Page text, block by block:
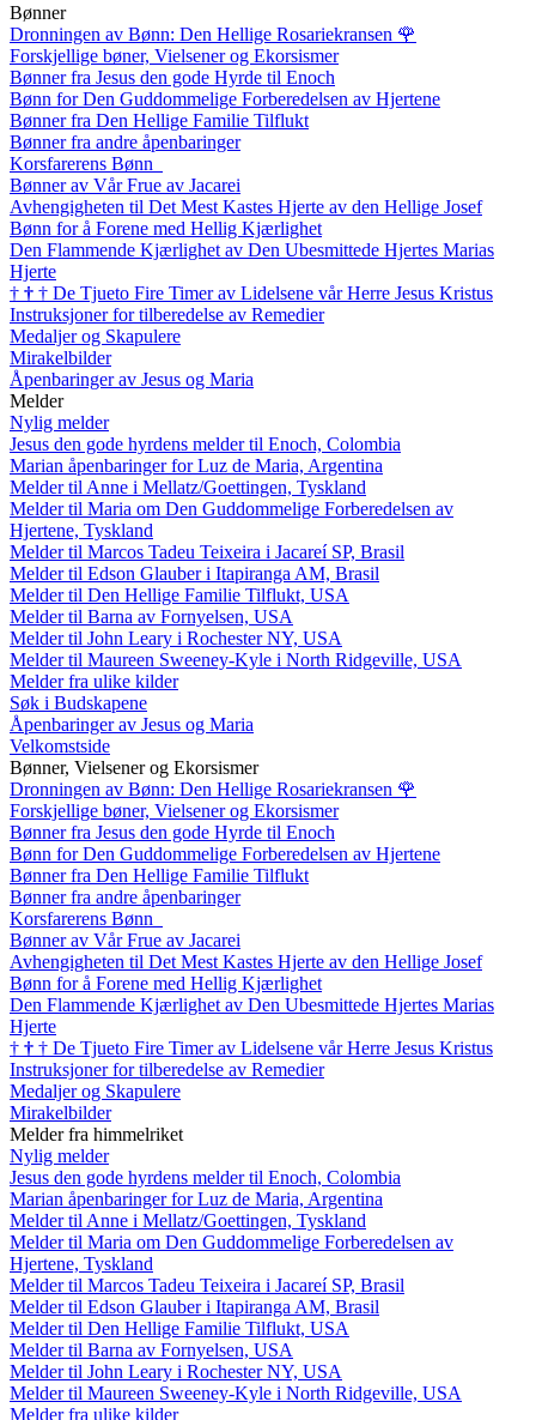
Bønner
Dronningen av Bønn: Den Hellige Rosariekransen 🌹
Forskjellige bøner, Vielsener og Ekorsismer
Bønner fra Jesus den gode Hyrde til Enoch
Bønn for Den Guddommelige Forberedelsen av Hjertene
Bønner fra Den Hellige Familie Tilflukt
Bønner fra andre åpenbaringer
Korsfarerens Bønn
Bønner av Vår Frue av Jacarei
Avhengigheten til Det Mest Kastes Hjerte av den Hellige Josef
Bønn for å Forene med Hellig Kjærlighet
Den Flammende Kjærlighet av Den Ubesmittede Hjertes Marias
Hjerte
† † † De Tjueto Fire Timer av Lidelsene vår Herre Jesus Kristus
Instruksjoner for tilberedelse av Remedier
Medaljer og Skapulere
Mirakelbilder
Åpenbaringer av Jesus og Maria
Melder
Nylig melder
Jesus den gode hyrdens melder til Enoch, Colombia
Marian åpenbaringer for Luz de Maria, Argentina
Melder til Anne i Mellatz/Goettingen, Tyskland
Melder til Maria om Den Guddommelige Forberedelsen av
Hjertene, Tyskland
Melder til Marcos Tadeu Teixeira i Jacareí SP, Brasil
Melder til Edson Glauber i Itapiranga AM, Brasil
Melder til Den Hellige Familie Tilflukt, USA
Melder til Barna av Fornyelsen, USA
Melder til John Leary i Rochester NY, USA
Melder til Maureen Sweeney-Kyle i North Ridgeville, USA
Melder fra ulike kilder
Søk i Budskapene
Åpenbaringer av Jesus og Maria
Velkomstside
Bønner, Vielsener og Ekorsismer
Dronningen av Bønn: Den Hellige Rosariekransen 🌹
Forskjellige bøner, Vielsener og Ekorsismer
Bønner fra Jesus den gode Hyrde til Enoch
Bønn for Den Guddommelige Forberedelsen av Hjertene
Bønner fra Den Hellige Familie Tilflukt
Bønner fra andre åpenbaringer
Korsfarerens Bønn
Bønner av Vår Frue av Jacarei
Avhengigheten til Det Mest Kastes Hjerte av den Hellige Josef
Bønn for å Forene med Hellig Kjærlighet
Den Flammende Kjærlighet av Den Ubesmittede Hjertes Marias
Hjerte
† † † De Tjueto Fire Timer av Lidelsene vår Herre Jesus Kristus
Instruksjoner for tilberedelse av Remedier
Medaljer og Skapulere
Mirakelbilder
Melder fra himmelriket
Nylig melder
Jesus den gode hyrdens melder til Enoch, Colombia
Marian åpenbaringer for Luz de Maria, Argentina
Melder til Anne i Mellatz/Goettingen, Tyskland
Melder til Maria om Den Guddommelige Forberedelsen av
Hjertene, Tyskland
Melder til Marcos Tadeu Teixeira i Jacareí SP, Brasil
Melder til Edson Glauber i Itapiranga AM, Brasil
Melder til Den Hellige Familie Tilflukt, USA
Melder til Barna av Fornyelsen, USA
Melder til John Leary i Rochester NY, USA
Melder til Maureen Sweeney-Kyle i North Ridgeville, USA
Melder fra ulike kilder